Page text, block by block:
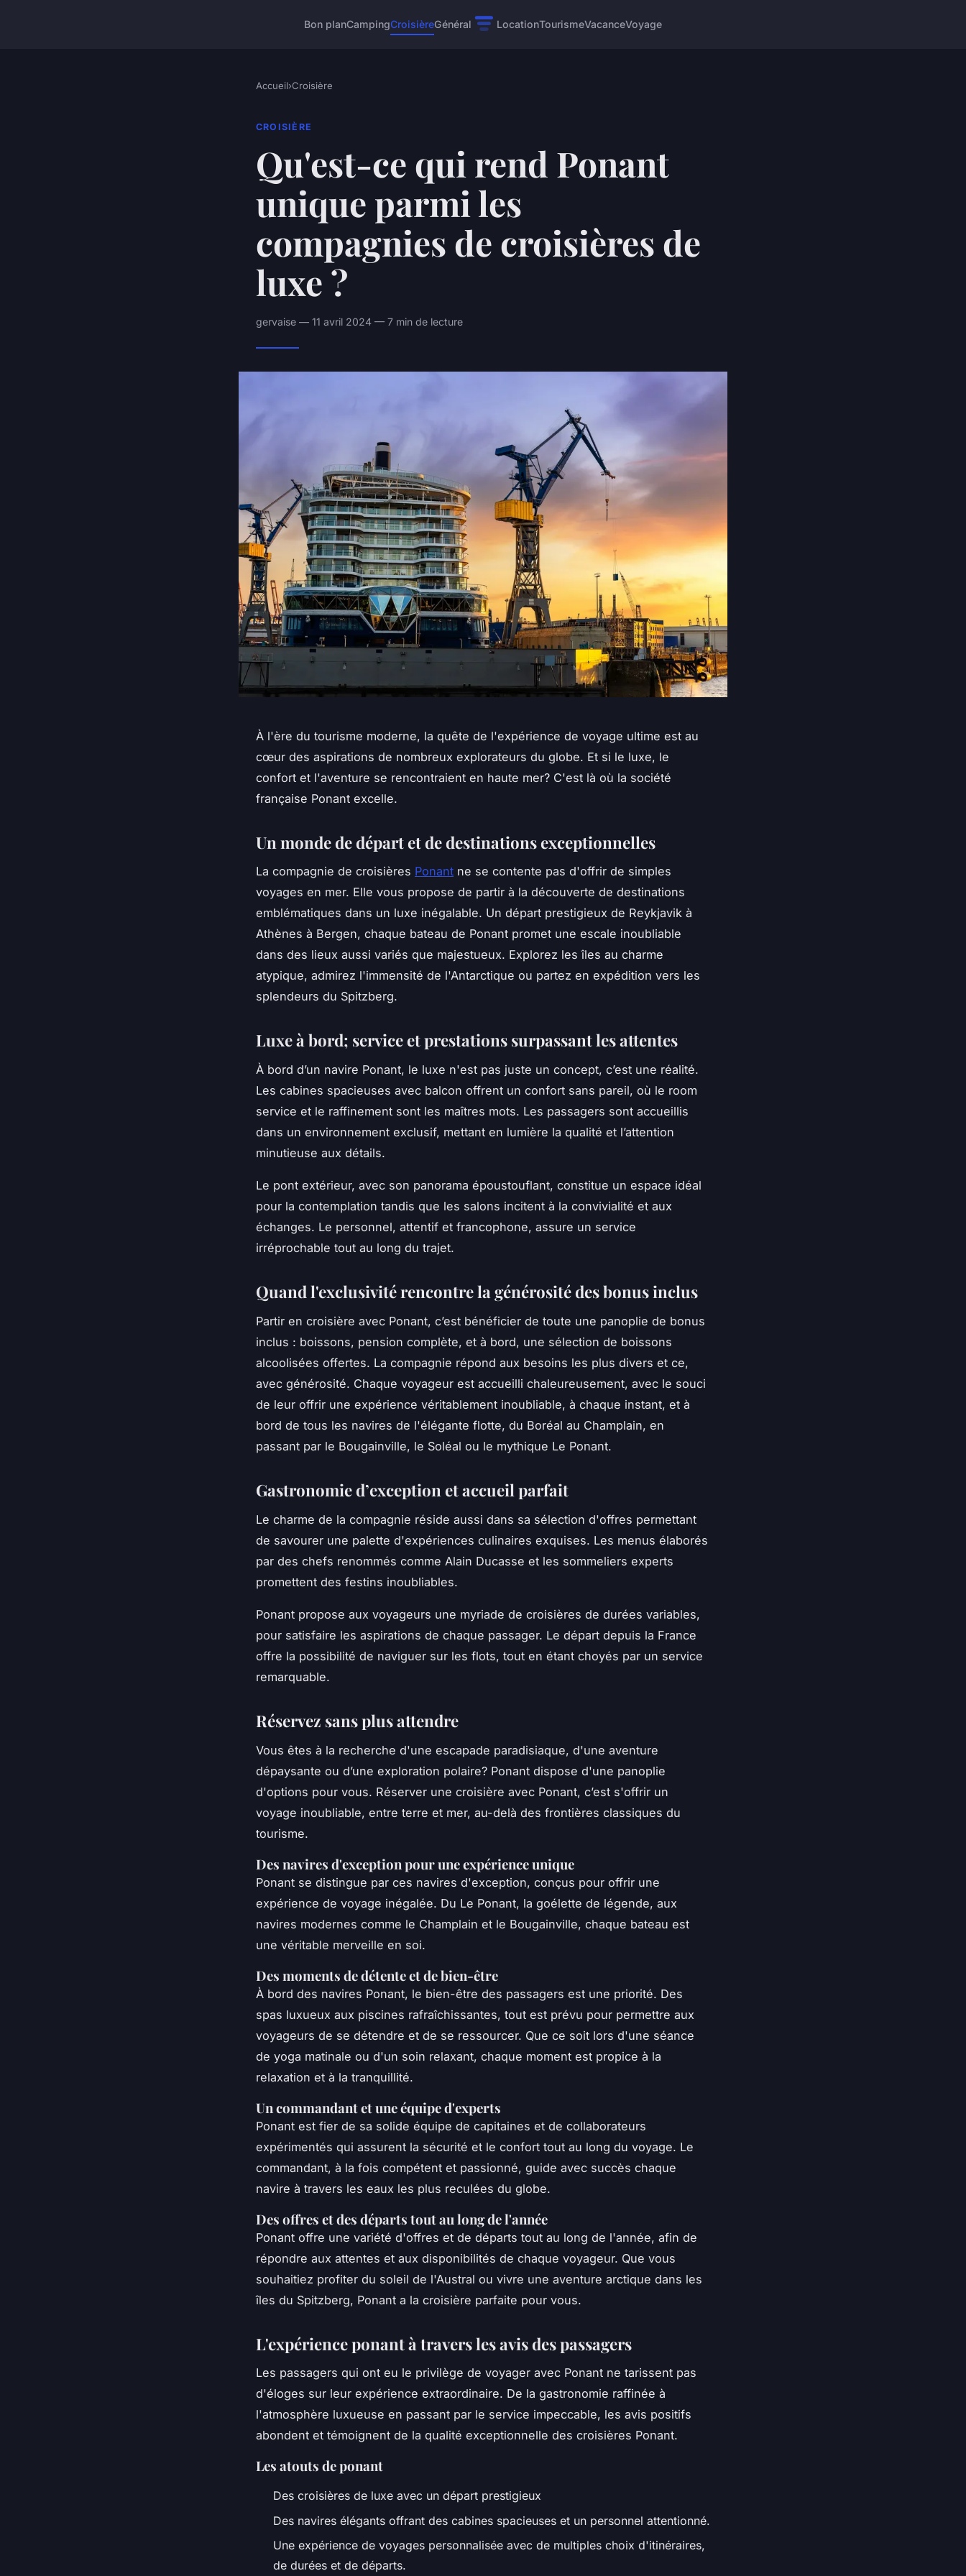
Bon planCampingCroisièreGénéral LocationTourismeVacanceVoyage
Accueil›Croisière
CROISIÈRE
Qu'est-ce qui rend Ponant
unique parmi les
compagnies de croisières de
luxe ?
gervaise — 11 avril 2024 — 7 min de lecture
À l'ère du tourisme moderne, la quête de l'expérience de voyage ultime est au
cœur des aspirations de nombreux explorateurs du globe. Et si le luxe, le
confort et l'aventure se rencontraient en haute mer? C'est là où la société
française Ponant excelle.
Un monde de départ et de destinations exceptionnelles
La compagnie de croisières Ponant ne se contente pas d'offrir de simples
voyages en mer. Elle vous propose de partir à la découverte de destinations
emblématiques dans un luxe inégalable. Un départ prestigieux de Reykjavik à
Athènes à Bergen, chaque bateau de Ponant promet une escale inoubliable
dans des lieux aussi variés que majestueux. Explorez les îles au charme
atypique, admirez l'immensité de l'Antarctique ou partez en expédition vers les
splendeurs du Spitzberg.
Luxe à bord; service et prestations surpassant les attentes
À bord d’un navire Ponant, le luxe n'est pas juste un concept, c’est une réalité.
Les cabines spacieuses avec balcon offrent un confort sans pareil, où le room
service et le raffinement sont les maîtres mots. Les passagers sont accueillis
dans un environnement exclusif, mettant en lumière la qualité et l’attention
minutieuse aux détails.
Le pont extérieur, avec son panorama époustouflant, constitue un espace idéal
pour la contemplation tandis que les salons incitent à la convivialité et aux
échanges. Le personnel, attentif et francophone, assure un service
irréprochable tout au long du trajet.
Quand l'exclusivité rencontre la générosité des bonus inclus
Partir en croisière avec Ponant, c’est bénéficier de toute une panoplie de bonus
inclus : boissons, pension complète, et à bord, une sélection de boissons
alcoolisées offertes. La compagnie répond aux besoins les plus divers et ce,
avec générosité. Chaque voyageur est accueilli chaleureusement, avec le souci
de leur offrir une expérience véritablement inoubliable, à chaque instant, et à
bord de tous les navires de l'élégante flotte, du Boréal au Champlain, en
passant par le Bougainville, le Soléal ou le mythique Le Ponant.
Gastronomie d’exception et accueil parfait
Le charme de la compagnie réside aussi dans sa sélection d'offres permettant
de savourer une palette d'expériences culinaires exquises. Les menus élaborés
par des chefs renommés comme Alain Ducasse et les sommeliers experts
promettent des festins inoubliables.
Ponant propose aux voyageurs une myriade de croisières de durées variables,
pour satisfaire les aspirations de chaque passager. Le départ depuis la France
offre la possibilité de naviguer sur les flots, tout en étant choyés par un service
remarquable.
Réservez sans plus attendre
Vous êtes à la recherche d'une escapade paradisiaque, d'une aventure
dépaysante ou d’une exploration polaire? Ponant dispose d'une panoplie
d'options pour vous. Réserver une croisière avec Ponant, c’est s'offrir un
voyage inoubliable, entre terre et mer, au-delà des frontières classiques du
tourisme.
Des navires d'exception pour une expérience unique
Ponant se distingue par ces navires d'exception, conçus pour offrir une
expérience de voyage inégalée. Du Le Ponant, la goélette de légende, aux
navires modernes comme le Champlain et le Bougainville, chaque bateau est
une véritable merveille en soi.
Des moments de détente et de bien-être
À bord des navires Ponant, le bien-être des passagers est une priorité. Des
spas luxueux aux piscines rafraîchissantes, tout est prévu pour permettre aux
voyageurs de se détendre et de se ressourcer. Que ce soit lors d'une séance
de yoga matinale ou d'un soin relaxant, chaque moment est propice à la
relaxation et à la tranquillité.
Un commandant et une équipe d'experts
Ponant est fier de sa solide équipe de capitaines et de collaborateurs
expérimentés qui assurent la sécurité et le confort tout au long du voyage. Le
commandant, à la fois compétent et passionné, guide avec succès chaque
navire à travers les eaux les plus reculées du globe.
Des offres et des départs tout au long de l'année
Ponant offre une variété d'offres et de départs tout au long de l'année, afin de
répondre aux attentes et aux disponibilités de chaque voyageur. Que vous
souhaitiez profiter du soleil de l'Austral ou vivre une aventure arctique dans les
îles du Spitzberg, Ponant a la croisière parfaite pour vous.
L'expérience ponant à travers les avis des passagers
Les passagers qui ont eu le privilège de voyager avec Ponant ne tarissent pas
d'éloges sur leur expérience extraordinaire. De la gastronomie raffinée à
l'atmosphère luxueuse en passant par le service impeccable, les avis positifs
abondent et témoignent de la qualité exceptionnelle des croisières Ponant.
Les atouts de ponant
Des croisières de luxe avec un départ prestigieux
Des navires élégants offrant des cabines spacieuses et un personnel attentionné.
Une expérience de voyages personnalisée avec de multiples choix d'itinéraires,
de durées et de départs.